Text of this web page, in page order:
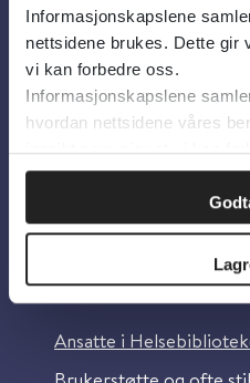
Informasjonskapslene
nettsidene brukes. Dette gir
vi kan forbedre oss.
Informasjonskapslene
hvordan nettsidene våres
innsikt som gjør at vi kan
Om Helsebiblioteket
Personvern og
Information in English
Ansatte i